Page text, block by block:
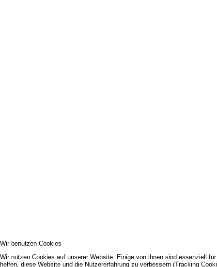
Wir benutzen Cookies
Wir nutzen Cookies auf unserer Website. Einige von ihnen sind essenziell
helfen, diese Website und die Nutzererfahrung zu verbessern (Tracking